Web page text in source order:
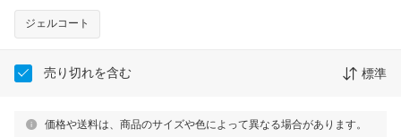
ジェルコート
売り切れを含む 標準
価格や送料は、商品のサイズや色によって異なる場合があります。